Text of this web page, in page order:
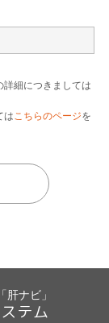
細につきましては
はこちらのページを
ナビ」
テム